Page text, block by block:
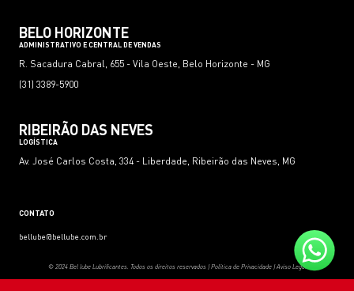
BELO HORIZONTE
ADMINISTRATIVO E CENTRAL DE VENDAS
R. Sacadura Cabral, 655 - Vila Oeste, Belo Horizonte - MG
(31) 3389-5900
RIBEIRÃO DAS NEVES
LOGÍSTICA
Av. José Carlos Costa, 334 - Liberdade, Ribeirão das Neves, MG
CONTATO
bellube@bellube.com.br
© 2024 Bel lube Lubrificantes. Todos os direitos reservados |Política de Privacidade|Aviso Legal